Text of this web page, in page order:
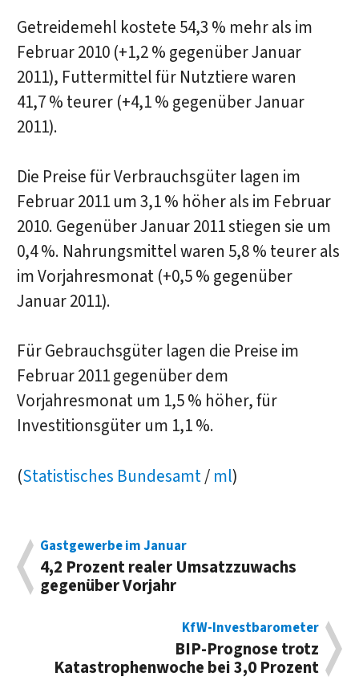
Getreidemehl kostete 54,3 % mehr als im
Februar 2010 (+1,2 % gegenüber Januar
2011), Futtermittel für Nutztiere waren
41,7 % teurer (+4,1 % gegenüber Januar
2011).
Die Preise für Verbrauchsgüter lagen im
Februar 2011 um 3,1 % höher als im Februar
2010. Gegenüber Januar 2011 stiegen sie um
0,4 %. Nahrungsmittel waren 5,8 % teurer als
im Vorjahresmonat (+0,5 % gegenüber
Januar 2011).
Für Gebrauchsgüter lagen die Preise im
Februar 2011 gegenüber dem
Vorjahresmonat um 1,5 % höher, für
Investitionsgüter um 1,1 %.
(Statistisches Bundesamt/ml)
Gastgewerbe im Januar
4,2 Prozent realer Umsatzzuwachs
gegenüber Vorjahr
KfW-Investbarometer
BIP-Prognose trotz
Katastrophenwoche bei 3,0 Prozent